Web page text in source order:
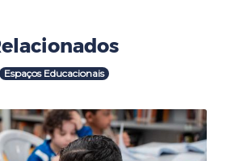
Espaços Educacionais